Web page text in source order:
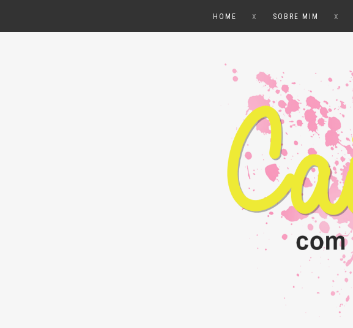
HOME x SOBRE MIM x